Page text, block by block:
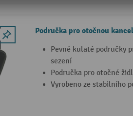
Područka pro otočnou
Pevné kulaté područky
sezení
Područka pro otočné
Vyrobeno ze stabilního